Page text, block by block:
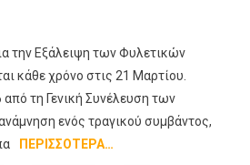
την Εξάλειψη των Φυλετικών
κάθε χρόνο στις 21 Μαρτίου.
τη Γενική Συνέλευση των
ενός τραγικού συμβάντος,
ΠΕΡΙΣΣΌΤΕΡΑ…